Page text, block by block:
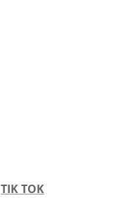
TIK TOK